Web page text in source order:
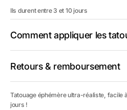
Ils durent entre 3 et 10 jours
Comment appliquer les
Retours & remboursement
Tatouage éphémère ultra-réaliste, facile
jours !